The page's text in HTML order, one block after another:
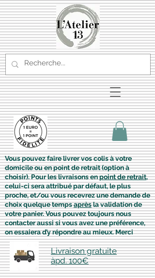
Vous pouvez faire livrer vos colis à votre
domicile ou en point de retrait (option à
choisir). Pour les livraisons enpoint de retrait,
celui-ci sera attribué par défaut, le plus
proche, et/ou vous recevrez une demande de
choix quelque tempsaprèsla validation de
votre panier. Vous pouvez toujours nous
contacter aussi si vous avez une préférence,
on essaiera d’y répondre au mieux. Merci
Livraison gratuite
àpd. 100€